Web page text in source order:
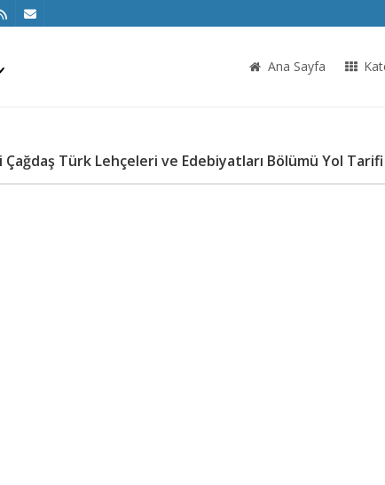
Ana Sayfa
Türk Lehçeleri ve Edebiyatları Bölümü Yol Tarifi